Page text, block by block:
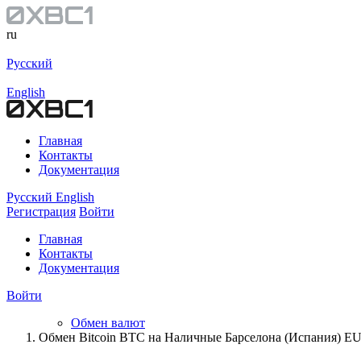
ru
Русский
English
Главная
Контакты
Документация
Русский English
Регистрация Войти
Главная
Контакты
Документация
Войти
Обмен валют
Обмен Bitcoin BTC на Наличные Барселона (Испания)